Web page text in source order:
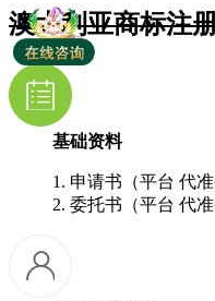
澳大利亚商标注
基础资料
1. 申请书（平台 代准
2. 委托书（平台 代准